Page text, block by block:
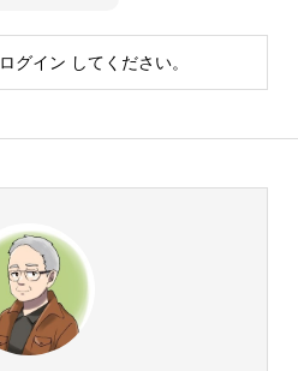
ログイン してください。